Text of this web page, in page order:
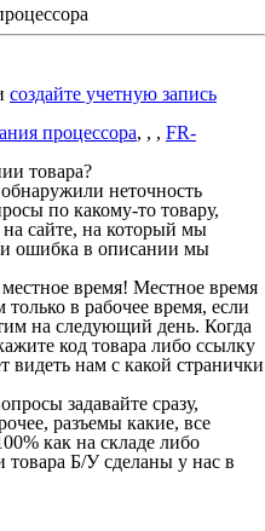
создайте учетную запись
процессора, , , FR-
товара?
неточность
по какому-то товару,
сайте, на который мы
ошибка в описании мы
время! Местное время
в рабочее время, если
на следующий день. Когда
код товара либо ссылку
видеть нам с какой странички
задавайте сразу,
разъемы какие, все
как на складе либо
товара Б/У сделаны у нас в